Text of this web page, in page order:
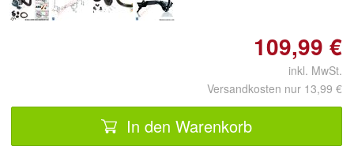
109,99 €
inkl. MwSt.
Versandkosten nur 13,99 €
In den Warenkorb